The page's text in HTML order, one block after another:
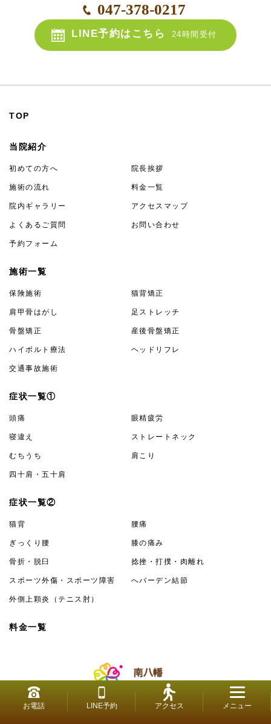
047-378-0217
LINE予約はこちら 24時間受付
TOP
当院紹介
初めての方へ 院長挨拶
施術の流れ 料金一覧
院内ギャラリー アクセスマップ
よくあるご質問 お問い合わせ
予約フォーム
施術一覧
保険施術 猫背矯正
肩甲骨はがし 足ストレッチ
骨盤矯正 産後骨盤矯正
ハイボルト療法 ヘッドリフレ
交通事故施術
症状一覧①
頭痛 眼精疲労
寝違え ストレートネック
むちうち 肩こり
四十肩・五十肩
症状一覧②
猫背 腰痛
ぎっくり腰 膝の痛み
骨折・脱臼 捻挫・打撲・肉離れ
スポーツ外傷・スポーツ障害 へバーデン結節
外側上顆炎（テニス肘）
料金一覧
お電話 LINE予約 アクセス メニュー